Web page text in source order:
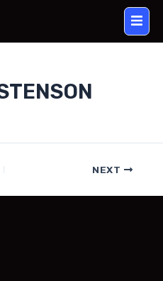
NEXT